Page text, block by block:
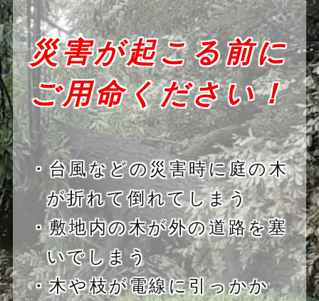
災害が起こる前に
ご用命ください！
・台風などの災害時に庭の木
が折れて倒れてしまう
・敷地内の木が外の道路を塞
いでしまう
・木や枝が電線に引っかか